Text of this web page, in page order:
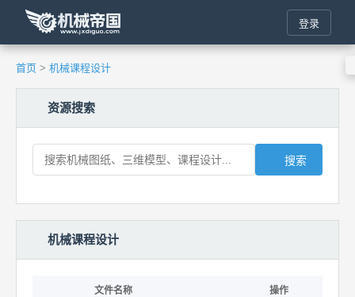
登录
首页 > 机械课程设计
资源搜索
搜索
机械课程设计
文件名称 操作